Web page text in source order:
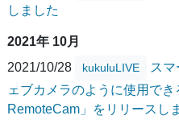
しました
2021年 10月
2021/10/28
kukuluLIVE
ス
ェブカメラのように使用で
RemoteCam」をリリースし